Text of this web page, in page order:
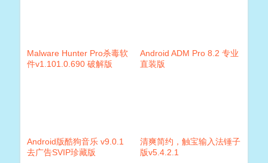
Malware Hunter Pro杀毒软
件v1.101.0.690 破解版
Android ADM Pro 8.2 专业
直装版
Android版酷狗音乐 v9.0.1
去广告SVIP珍藏版
清爽简约，触宝输入法锤子
版v5.4.2.1